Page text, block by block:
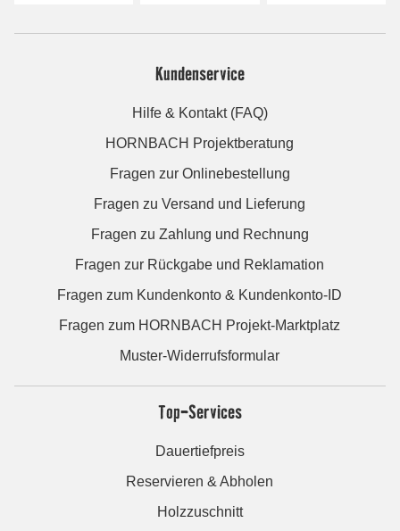
Kundenservice
Hilfe & Kontakt (FAQ)
HORNBACH Projektberatung
Fragen zur Onlinebestellung
Fragen zu Versand und Lieferung
Fragen zu Zahlung und Rechnung
Fragen zur Rückgabe und Reklamation
Fragen zum Kundenkonto & Kundenkonto-ID
Fragen zum HORNBACH Projekt-Marktplatz
Muster-Widerrufsformular
Top-Services
Dauertiefpreis
Reservieren & Abholen
Holzzuschnitt